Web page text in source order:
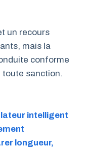
un recours
mais la
conforme
toute sanction.
intelligent
longueur,